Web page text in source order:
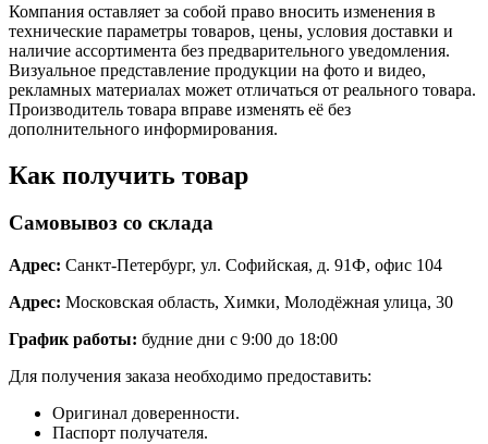
Компания оставляет за собой право вносить изменения в
технические параметры товаров, цены, условия доставки и
наличие ассортимента без предварительного уведомления.
Визуальное представление продукции на фото и видео,
рекламных материалах может отличаться от реального товара.
Производитель товара вправе изменять её без
дополнительного информирования.
Как получить товар
Самовывоз со склада
Адрес: Санкт-Петербург, ул. Софийская, д. 91Ф, офис 104
Адрес: Московская область, Химки, Молодёжная улица, 30
График работы: будние дни с 9:00 до 18:00
Для получения заказа необходимо предоставить:
Оригинал доверенности.
Паспорт получателя.